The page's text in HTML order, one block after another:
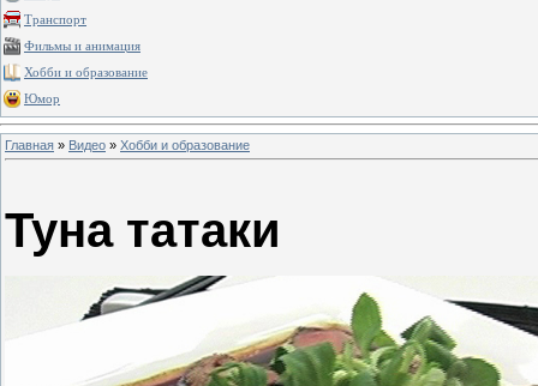
Транспорт
Фильмы и анимация
Хобби и образование
Юмор
Главная » Видео » Хобби и образование
Туна татаки